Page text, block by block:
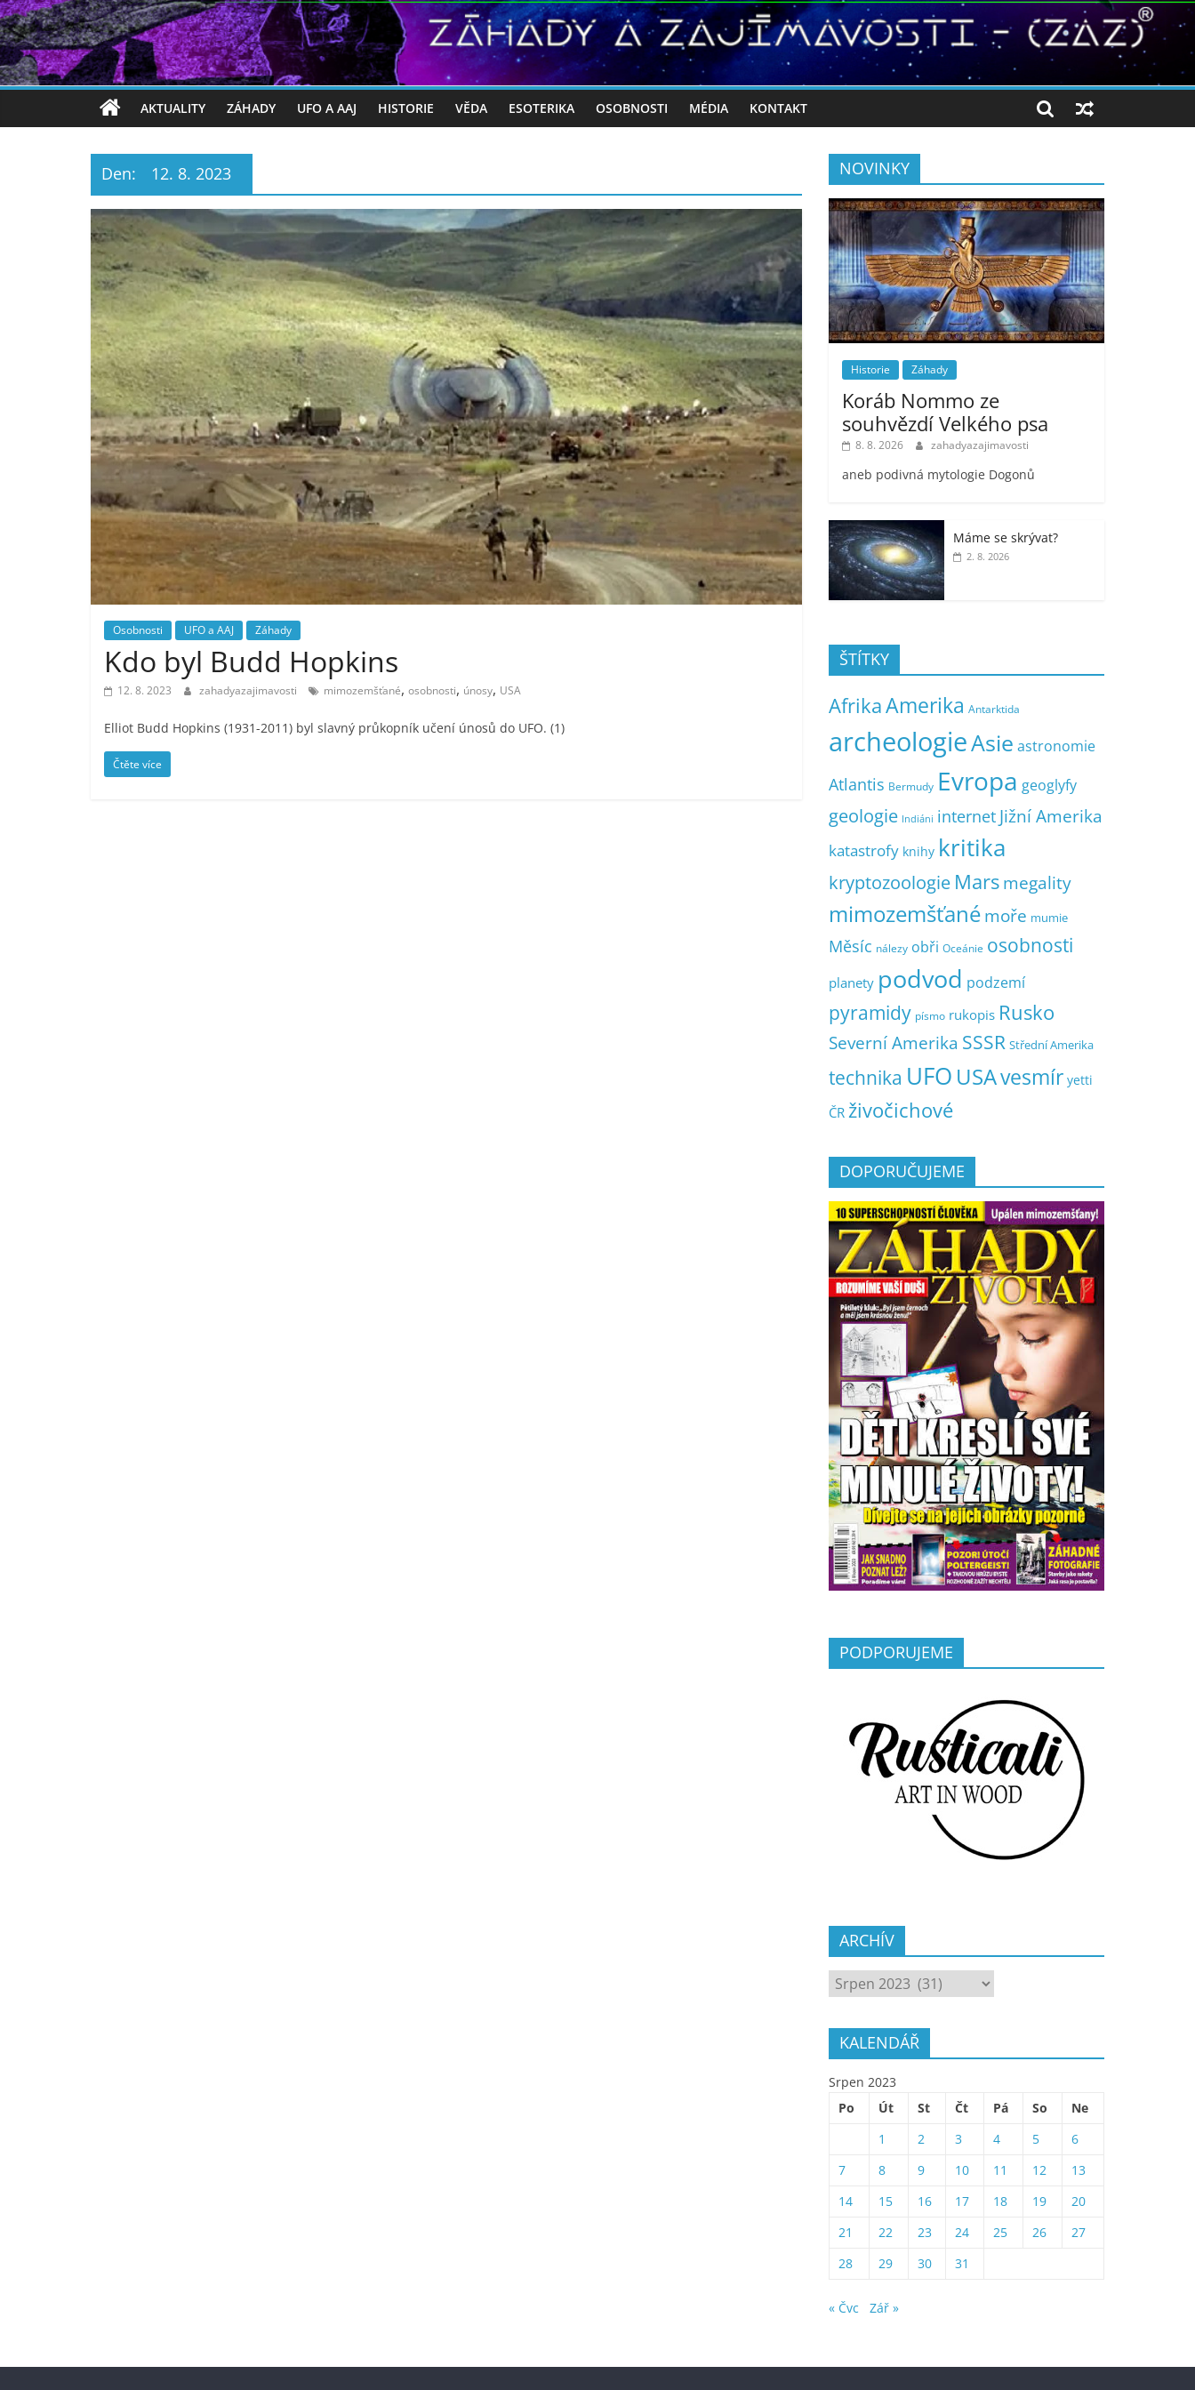
AKTUALITY ZÁHADY UFO A AAJ HISTORIE VĚDA ESOTERIKA OSOBNOSTI MÉDIA KONTAKT
Den: 12. 8. 2023
Osobnosti UFO a AAJ Záhady
Kdo byl Budd Hopkins
12. 8. 2023 zahadyazajimavosti mimozemšťané, osobnosti, únosy, USA
Elliot Budd Hopkins (1931-2011) byl slavný průkopník učení únosů do UFO. (1)
Čtěte více
NOVINKY
Historie Záhady
Koráb Nommo ze
souhvězdí Velkého psa
8. 8. 2026 zahadyazajimavosti
aneb podivná mytologie Dogonů
Máme se skrývat?
2. 8. 2026
ŠTÍTKY
AfrikaAmerika Antarktida
archeologieAsie astronomie
Atlantis Bermudy Evropa geoglyfy
geologie Indiáni internet Jižní Amerika
katastrofy knihy kritika
kryptozoologie Marsmegality
mimozemšťanémoře mumie
Měsíc nálezy obři Oceánie osobnosti
planety podvod podzemí
pyramidy písmo rukopis Rusko
Severní Amerika SSSR Střední Amerika
technika UFO USAvesmír yetti
ČR živočichové
DOPORUČUJEME
PODPORUJEME
ARCHÍV
ARCHÍV
KALENDÁŘ
Srpen 2023
Po
Út St Čt Pá So
Ne
1
2 3 4 5
6
7
8 9 10 11 12
13
14
15 16 17 18 19
20
21
22 23 24 25 26
27
28
29 30 31
« Čvc Zář »